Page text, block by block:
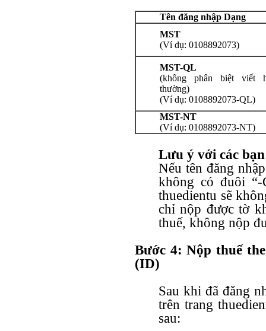
Tên đăng nhập Dạng
MST
(Ví dụ: 0108892073)
MST-QL
(không phân biệt viết
thường)
(Ví dụ: 0108892073-QL)
MST-NT
(Ví dụ: 0108892073-NT)
Lưu ý với các
Nếu tên đăng
không có đuôi
thuedientu sẽ
chỉ nộp được tờ
thuế, không nộp
Bước 4: Nộp thuế
(ID)
Sau khi đã đăng
trên trang
sau: